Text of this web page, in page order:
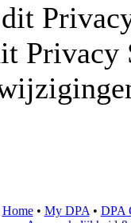
Privacy
Home• My DPA • DPA